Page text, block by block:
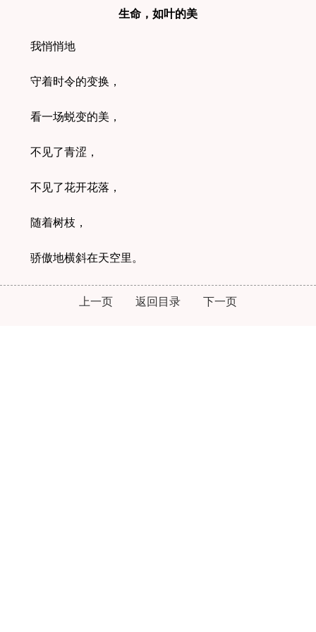
生命，如叶的美
我悄悄地
守着时令的变换，
看一场蜕变的美，
不见了青涩，
不见了花开花落，
随着树枝，
骄傲地横斜在天空里。
上一页 返回目录 下一页